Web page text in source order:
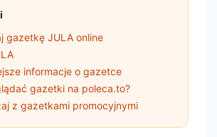
gazetkę JULA online
informacje o gazetce
gazetki na poleca.to?
z gazetkami promocyjnymi